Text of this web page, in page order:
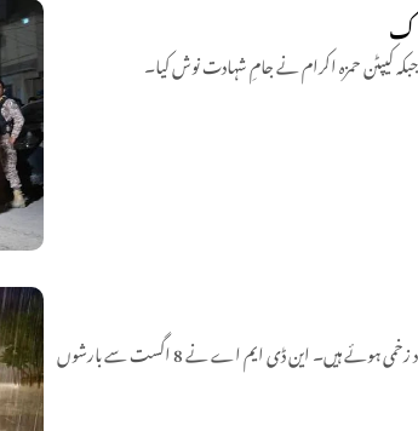
ملک بھر میں جاری مون سون بارشوں سے ہلاکتوں کی تعداد 151 تک پہنچ گئی جبکہ 448 افراد زخمی ہوئے ہیں۔ این ڈی ایم اے نے 8 اگست سے بارشوں